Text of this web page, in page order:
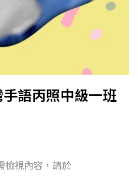
語丙照中級一班
檢視內容，請於